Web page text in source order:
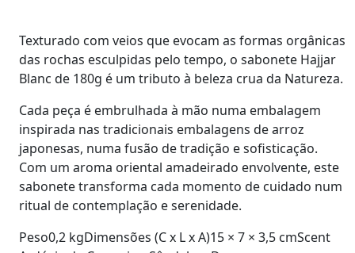
Texturado com veios que evocam as formas orgânicas
das rochas esculpidas pelo tempo, o sabonete Hajjar
Blanc de 180g é um tributo à beleza crua da Natureza.
Cada peça é embrulhada à mão numa embalagem
inspirada nas tradicionais embalagens de arroz
japonesas, numa fusão de tradição e sofisticação.
Com um aroma oriental amadeirado envolvente, este
sabonete transforma cada momento de cuidado num
ritual de contemplação e serenidade.
Peso0,2 kgDimensões (C x L x A)15 × 7 × 3,5 cmScent